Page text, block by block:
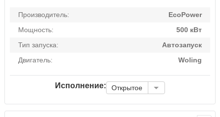
Производитель:
EcoPower
Мощность:
500 кВт
Тип запуска:
Автозапуск
Двигатель:
Woling
Исполнение: Открытое